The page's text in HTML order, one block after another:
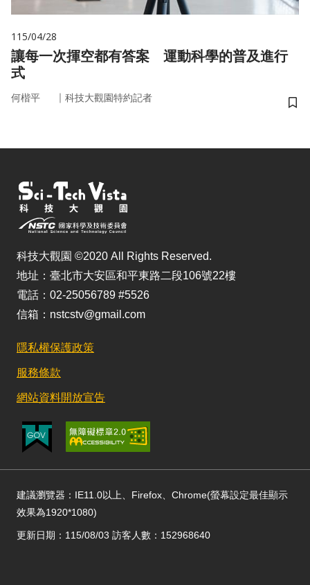
115/04/28
讓每一次揮空都有答案 運動科學的普及進行
式
何楷平 ｜ 科技大觀園特約記者
儲
科技大觀園 ©2020 All Rights Reserved.
地址：臺北市大安區和平東路二段106號22樓
電話：02-25056789 #5526
信箱：nstcstv@gmail.com
隱私權保護政策
服務條款
網站資料開放宣告
建議瀏覽器：IE11.0以上、Firefox、Chrome(螢幕設定最佳顯示
效果為1920*1080)
更新日期：115/08/03 訪客人數：152968640